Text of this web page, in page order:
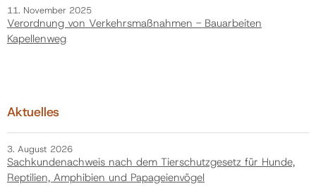
11. November 2025
Verordnung von Verkehrsmaßnahmen - Bauarbeiten
Kapellenweg
Aktuelles
3. August 2026
Sachkundenachweis nach dem Tierschutzgesetz für Hunde,
Reptilien, Amphibien und Papageienvögel